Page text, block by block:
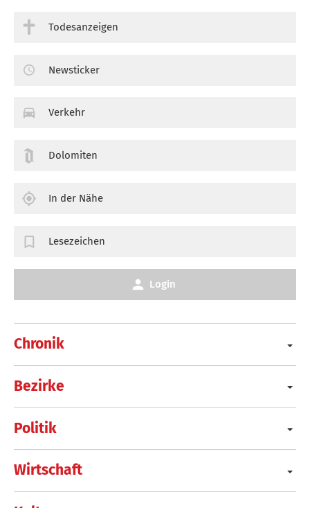
Chronik
Bezirke
Politik
Wirtschaft
Todesanzeigen
Newsticker
Verkehr
Dolomiten
In der Nähe
Lesezeichen
Login